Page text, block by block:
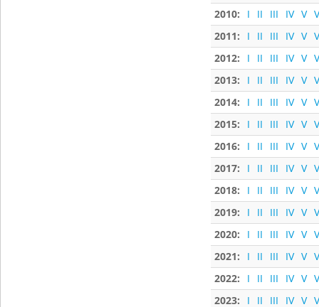
2010:
I II III IV V
2011:
I II III IV V
2012:
I II III IV V
2013:
I II III IV V
2014:
I II III IV V
2015:
I II III IV V
2016:
I II III IV V
2017:
I II III IV V
2018:
I II III IV V
2019:
I II III IV V
2020:
I II III IV V
2021:
I II III IV V
2022:
I II III IV V
2023:
I II III IV V